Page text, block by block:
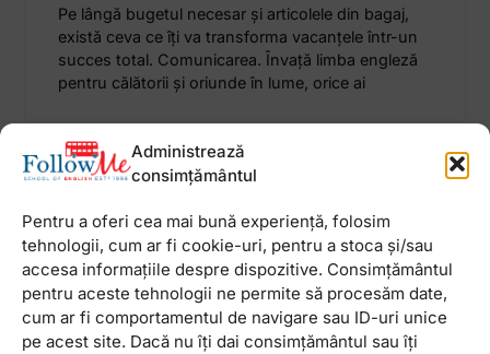
Administrează
consimțământul
Pentru a oferi cea mai bună experiență, folosim
tehnologii, cum ar fi cookie-uri, pentru a stoca și/sau
accesa informațiile despre dispozitive. Consimțământul
pentru aceste tehnologii ne permite să procesăm date,
cum ar fi comportamentul de navigare sau ID-uri unice
pe acest site. Dacă nu îți dai consimțământul sau îți
Pe lângă bugetul necesar și articolele din bagaj,
există ceva ce îți va transforma vacanțele într-un
succes total. Comunicarea. Învață limba engleză
pentru călătorii și oriunde în lume, orice ai
19 ianuarie 2021 Niciun comentariu
Newsletter